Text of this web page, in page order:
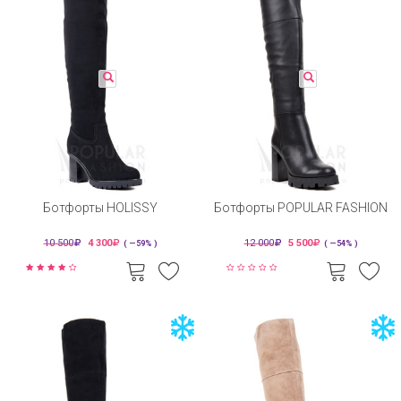
Ботфорты HOLISSY
10 500 4 300 ( —59% )
Ботфорты POPULAR FASHION
12 000 5 500 ( —54% )